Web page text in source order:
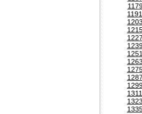
1191
1203
1227
1251
1263
1287
1311
1323